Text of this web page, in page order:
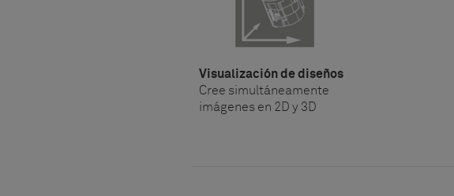
Visualización de diseños
Cree simultáneamente
imágenes en 2D y 3D